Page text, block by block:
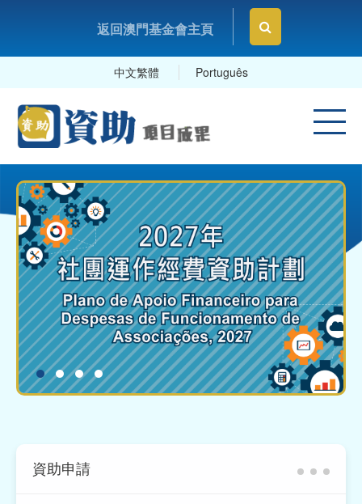
返回澳門基金會主頁
中文繁體 Português
資助申請